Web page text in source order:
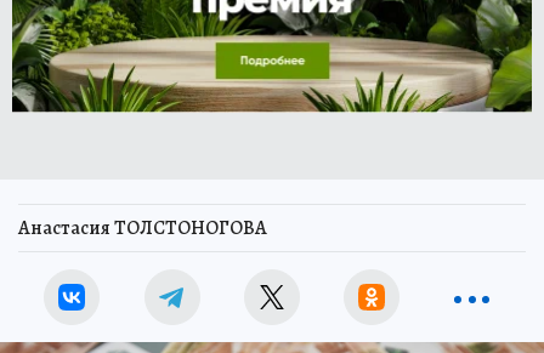
Анастасия ТОЛСТОНОГОВА